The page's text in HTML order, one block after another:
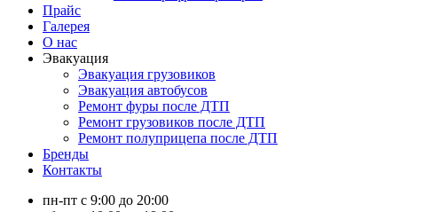
Прайс
Галерея
О нас
Эвакуация
Эвакуация грузовиков
Эвакуация автобусов
Ремонт фуры после ДТП
Ремонт грузовиков после ДТП
Ремонт полуприцепа после ДТП
Бренды
Контакты
пн-пт с 9:00 до 20:00